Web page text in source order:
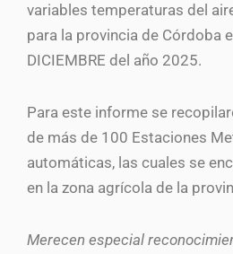
variables temperaturas del
para la provincia de Córdoba
DICIEMBRE del año 2025.
Para este informe se
de más de 100 Estaciones
automáticas, las cuales se
en la zona agrícola de la
Merecen especial